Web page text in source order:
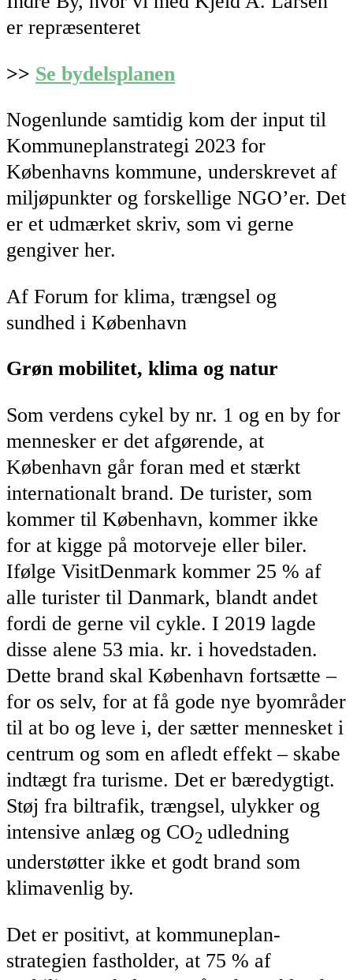
er repræsenteret
>> Se bydelsplanen
Nogenlunde samtidig kom der input til
Kommuneplanstrategi 2023 for
Københavns kommune, underskrevet af
miljøpunkter og forskellige NGO’er. Det
er et udmærket skriv, som vi gerne
gengiver her.
Af Forum for klima, trængsel og
sundhed i København
Grøn mobilitet, klima og natur
Som verdens cykel by nr. 1 og en by for
mennesker er det afgørende, at
København går foran med et stærkt
internationalt brand. De turister, som
kommer til København, kommer ikke
for at kigge på motorveje eller biler.
Ifølge VisitDenmark kommer 25 % af
alle turister til Danmark, blandt andet
fordi de gerne vil cykle. I 2019 lagde
disse alene 53 mia. kr. i hovedstaden.
Dette brand skal København fortsætte –
for os selv, for at få gode nye byområder
til at bo og leve i, der sætter mennesket i
centrum og som en afledt effekt – skabe
indtægt fra turisme. Det er bæredygtigt.
Støj fra biltrafik, trængsel, ulykker og
intensive anlæg og CO2 udledning
understøtter ikke et godt brand som
klimavenlig by.
Det er positivt, at kommuneplan-
strategien fastholder, at 75 % af